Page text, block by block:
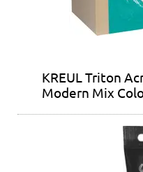
KREUL Triton
Modern Mix